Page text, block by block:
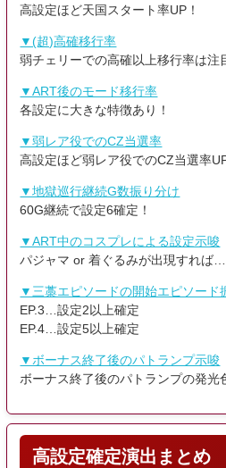
高設定ほど天国スタート率UP！
▼(超)高確移行率
弱チェリーでの高確以上移行率は注
▼ART後のモード移行率
各設定に大きな特徴あり！
▼弱レア役でのCZ当選率
高設定ほど弱レア役でのCZ当選率UP
▼地獄巡行継続G数振り分け
60G継続で設定6確定！
▼ART中のコスプレによる設定示唆
パジャマ or 着ぐるみが出現すれば…
▼三藁エピソードの開始エピソード
EP.3…設定2以上確定
EP.4…設定5以上確定
▼ボーナス終了後のパトランプ示唆
ボーナス終了後のパトランプの発光
高設定確定演出まとめ